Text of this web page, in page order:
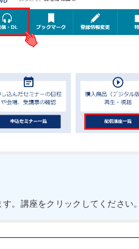
。講座をクリックしてください